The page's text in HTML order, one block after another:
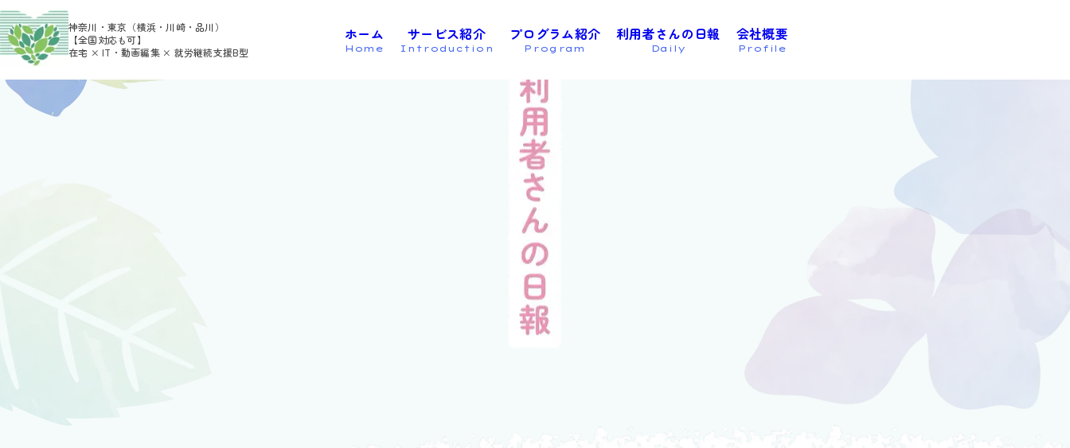
神奈川・東京（横浜・川崎・品川）
【全国対応も可】
在宅 × IT・動画編集 × 就労継続支援B型
ホーム
Home
サービス紹介
Introduction
プログラム紹介
Program
利用者さんの日報
Daily
会社概要
Profile
HOME > 利用者さんの日報